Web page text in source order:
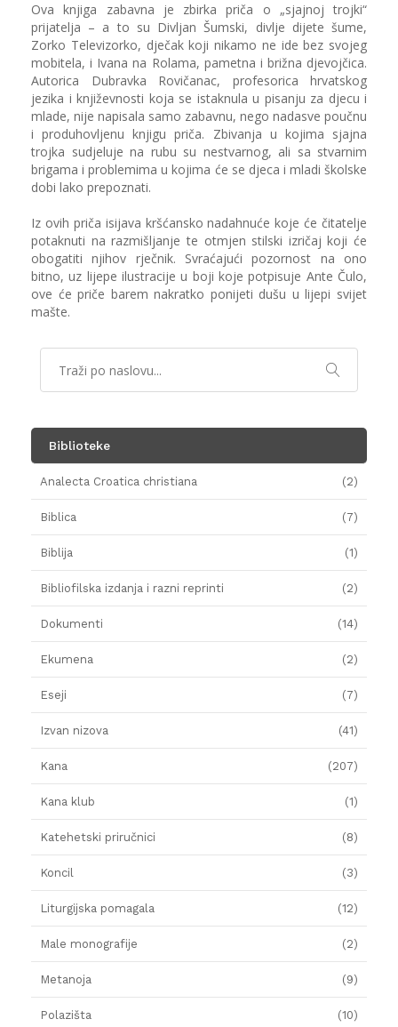
Ova knjiga zabavna je zbirka priča o „sjajnoj trojki“
prijatelja – a to su Divljan Šumski, divlje dijete šume,
Zorko Televizorko, dječak koji nikamo ne ide bez svojeg
mobitela, i Ivana na Rolama, pametna i brižna djevojčica.
Autorica Dubravka Rovičanac, profesorica hrvatskog
jezika i književnosti koja se istaknula u pisanju za djecu i
mlade, nije napisala samo zabavnu, nego nadasve poučnu
i produhovljenu knjigu priča. Zbivanja u kojima sjajna
trojka sudjeluje na rubu su nestvarnog, ali sa stvarnim
brigama i problemima u kojima će se djeca i mladi školske
dobi lako prepoznati.
Iz ovih priča isijava kršćansko nadahnuće koje će čitatelje
potaknuti na razmišljanje te otmjen stilski izričaj koji će
obogatiti njihov rječnik. Svraćajući pozornost na ono
bitno, uz lijepe ilustracije u boji koje potpisuje Ante Čulo,
ove će priče barem nakratko ponijeti dušu u lijepi svijet
mašte.
Biblioteke
Analecta Croatica christiana (2)
Biblica (7)
Biblija (1)
Bibliofilska izdanja i razni reprinti (2)
Dokumenti (14)
Ekumena (2)
Eseji (7)
Izvan nizova (41)
Kana (207)
Kana klub (1)
Katehetski priručnici (8)
Koncil (3)
Liturgijska pomagala (12)
Male monografije (2)
Metanoja (9)
Polazišta (10)